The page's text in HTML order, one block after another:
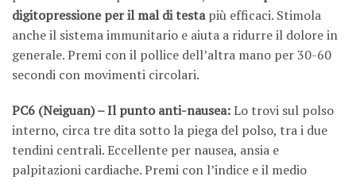
digitopressione per il mal di testapiù efficaci. Stimola
anche il sistema immunitario e aiuta a ridurre il dolore in
generale. Premi con il pollice dell’altra mano per 30-60
secondi con movimenti circolari.
PC6 (Neiguan) – Il punto anti-nausea:Lo trovi sul polso
interno, circa tre dita sotto la piega del polso, tra i due
tendini centrali. Eccellente per nausea, ansia e
palpitazioni cardiache. Premi con l’indice e il medio